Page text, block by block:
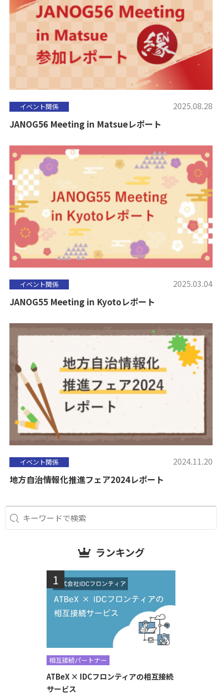
イベント関係 2025.08.28
JANOG56 Meeting in Matsueレポート
イベント関係 2025.03.04
JANOG55 Meeting in Kyotoレポート
イベント関係 2024.11.20
地方自治情報化推進フェア2024レポート
ランキング
相互接続パートナー
ATBeX × IDCフロンティアの相互接続
サービス